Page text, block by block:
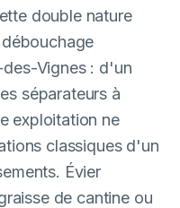
double nature
Vignes : d'un
séparateurs à
exploitation ne
classiques d'un
Évier
de cantine ou